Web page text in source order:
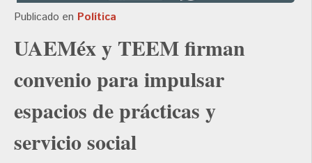
Publicado en Política
UAEMéx y TEEM firman
convenio para impulsar
espacios de prácticas y
servicio social